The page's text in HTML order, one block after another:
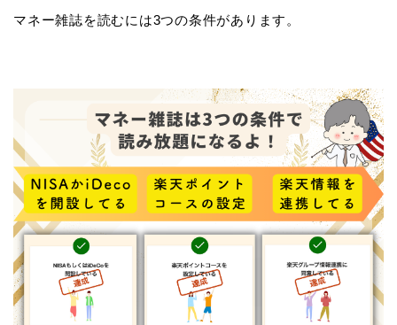
マネー雑誌を読むには3つの条件があります。